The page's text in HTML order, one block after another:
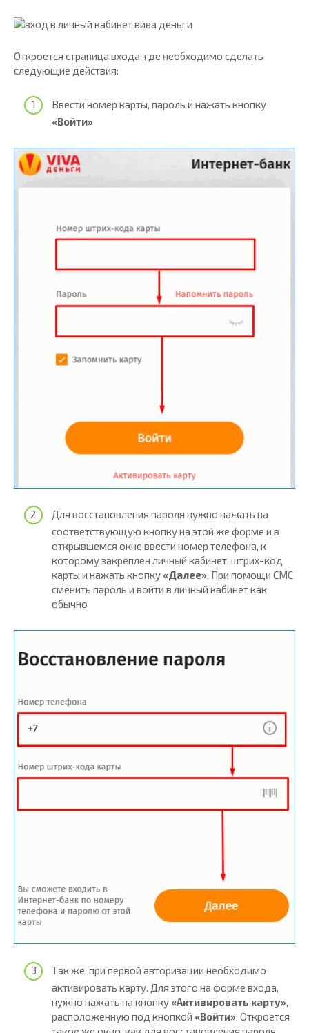
Откроется страница входа, где необходимо сделать
следующие действия:
Ввести номер карты, пароль и нажать кнопку
«Войти»
Для восстановления пароля нужно нажать на
соответствующую кнопку на этой же форме и в
открывшемся окне ввести номер телефона, к
которому закреплен личный кабинет, штрих-код
карты и нажать кнопку «Далее». При помощи СМС
сменить пароль и войти в личный кабинет как
обычно
Так же, при первой авторизации необходимо
активировать карту. Для этого на форме входа,
нужно нажать на кнопку «Активировать карту»,
расположенную под кнопкой «Войти». Откроется